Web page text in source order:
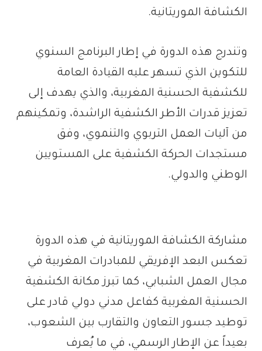
الكشافة الموريتانية.
وتندرج هذه الدورة في إطار البرنامج السنوي
للتكوين الذي تسهر عليه القيادة العامة
للكشفية الحسنية المغربية، والذي يهدف إلى
تعزيز قدرات الأطر الكشفية الراشدة، وتمكينهم
من آليات العمل التربوي والتنموي، وفق
مستجدات الحركة الكشفية على المستويين
الوطني والدولي.
مشاركة الكشافة الموريتانية في هذه الدورة
تعكس البعد الإفريقي للمبادرات المغربية في
مجال العمل الشبابي، كما تبرز مكانة الكشفية
الحسنية المغربية كفاعل مدني دولي قادر على
توطيد جسور التعاون والتقارب بين الشعوب،
بعيداً عن الإطار الرسمي، في ما يُعرف